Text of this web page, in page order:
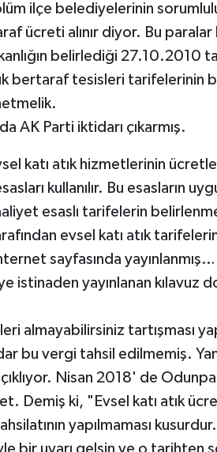
ilçe belediyelerinin
ücreti alınır diyor. Bu paralar
belirlediği 27.10.2010
bertaraf tesisleri tarifelerinin
AK Parti iktidarı çıkarmış.
katı atık hizmetlerinin
kullanılır. Bu esasların
esaslı tarifelerin
evsel katı atık
sayfasında yayınlanmış…
istinaden yayınlanan kılavuz
almayabilirsiniz tartışması
bu vergi tahsil edilmemiş.
Nisan 2018' de
Demiş ki, "Evsel katı atık
yapılmaması